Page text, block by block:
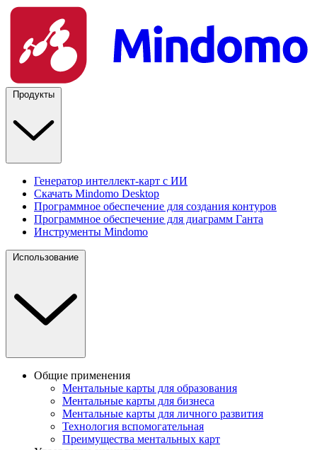
Продукты
Генератор интеллект-карт с ИИ
Скачать Mindomo Desktop
Программное обеспечение для создания контуров
Программное обеспечение для диаграмм Ганта
Инструменты Mindomo
Использование
Общие применения
Ментальные карты для образования
Ментальные карты для бизнеса
Ментальные карты для личного развития
Технология вспомогательная
Преимущества ментальных карт